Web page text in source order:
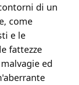
di un
come
e le
fattezze
ed